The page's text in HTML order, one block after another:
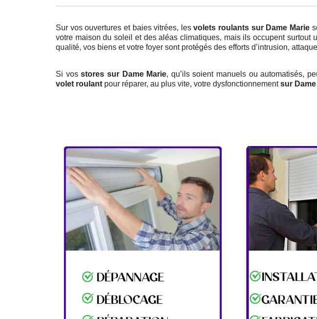
Sur vos ouvertures et baies vitrées, lesvolets roulants sur Dame Marie
votre maison du soleil et des aléas climatiques, mais ils occupent
qualité, vos biens et votre foyer sont protégés des efforts d’intrusion,
Si vosstores sur Dame Marie, qu’ils soient manuels ou automatisés,
volet roulant pour réparer, au plus vite, votre dysfonctionnementsur